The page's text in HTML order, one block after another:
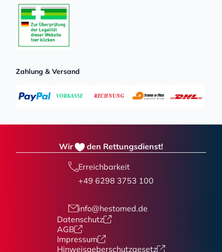
Zahlung & Versand
Wir den Rettungsdienst!
Erreichbarkeit
+49 6298 3753 100
info@hestomed.de
Datenschutz
AGB
Impressum
Hinweisgeberschutzgesetz